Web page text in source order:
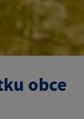
obce